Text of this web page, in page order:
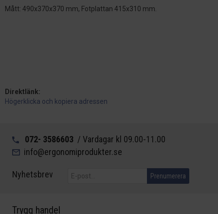
Mått: 490x370x370 mm, Fotplattan 415x310 mm.
Direktlänk:
Högerklicka och kopiera adressen
072- 3586603 / Vardagar kl 09.00-11.00
info@ergonomiprodukter.se
Nyhetsbrev Prenumerera
Trygg handel